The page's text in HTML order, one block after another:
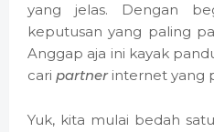
yang jelas. Dengan
keputusan yang paling
Anggap aja ini kayak
cari partnerinternet yang
Yuk, kita mulai bedah